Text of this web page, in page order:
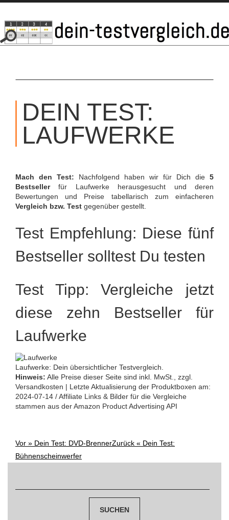
SKIP
CONTENT
DEIN TEST:
LAUFWERKE
Mach den Test: Nachfolgend haben wir für Dich die 5
Bestsellerfür Laufwerke herausgesucht und deren
Bewertungen und Preise tabellarisch zum einfacheren
Vergleich bzw. Test gegenüber gestellt.
Test Empfehlung: Diese fünf
Bestseller solltest Du testen
Test Tipp: Vergleiche jetzt
diese zehn Bestseller für
Laufwerke
Laufwerke: Dein übersichtlicher Testvergleich.
Hinweis: Alle Preise dieser Seite sind inkl. MwSt., zzgl.
Versandkosten | Letzte Aktualisierung der Produktboxen am:
2024-07-14 / Affiliate Links & Bilder für die Vergleiche
stammen aus der Amazon Product Advertising API
Post
Vor » Dein Test: DVD-BrennerZurück « Dein Test:
Bühnenscheinwerfer